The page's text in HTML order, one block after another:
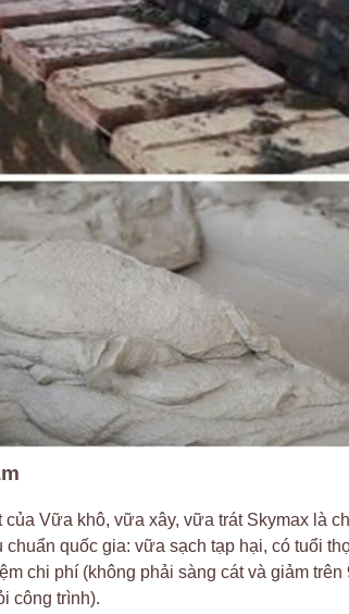
của Vữa khô, vữa xây, vữa trát Skymax là
chuẩn quốc gia: vữa sạch tạp hại, có tuổi
chi phí (không phải sàng cát và giảm trên
công trình).